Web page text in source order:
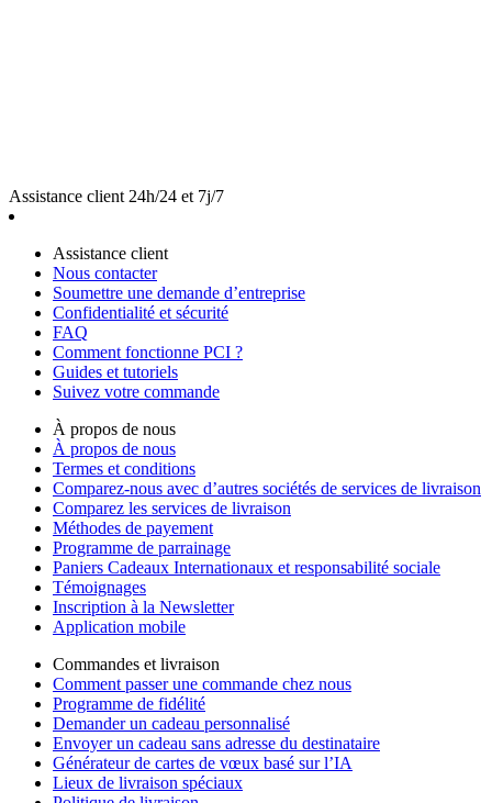
Assistance client 24h/24 et 7j/7
Assistance client
Nous contacter
Soumettre une demande d’entreprise
Confidentialité et sécurité
FAQ
Comment fonctionne PCI ?
Guides et tutoriels
Suivez votre commande
À propos de nous
À propos de nous
Termes et conditions
Comparez-nous avec d’autres sociétés de services de livraison
Comparez les services de livraison
Méthodes de payement
Programme de parrainage
Paniers Cadeaux Internationaux et responsabilité sociale
Témoignages
Inscription à la Newsletter
Application mobile
Commandes et livraison
Comment passer une commande chez nous
Programme de fidélité
Demander un cadeau personnalisé
Envoyer un cadeau sans adresse du destinataire
Générateur de cartes de vœux basé sur l’IA
Lieux de livraison spéciaux